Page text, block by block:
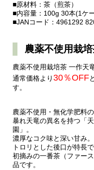
■原材料：茶（煎茶）
■内容量：100g 30本(1ケ
■JANコード：4961292
農薬不使用栽
農薬不使用栽培茶 一作天
通常価格より30％OFF
す。
農薬不使用・無化学肥料の
暴れ天竜の異名を持つ「
園」。
濃厚なコク味と深い甘み。
トロリとした後口が特長で
初摘みの一番茶（ファー
品です。